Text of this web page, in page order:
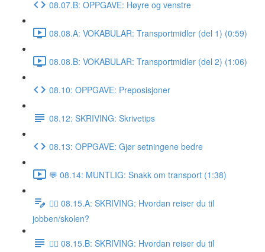
08.07.B: OPPGAVE: Høyre og venstre
08.08.A: VOKABULAR: Transportmidler (del 1) (0:59)
08.08.B: VOKABULAR: Transportmidler (del 2) (1:06)
08.10: OPPGAVE: Preposisjoner
08.12: SKRIVING: Skrivetips
08.13: OPPGAVE: Gjør setningene bedre
💬 08.14: MUNTLIG: Snakk om transport (1:38)
✍🏼 08.15.A: SKRIVING: Hvordan reiser du til
jobben/skolen?
✍🏼 08.15.B: SKRIVING: Hvordan reiser du til